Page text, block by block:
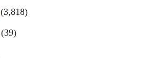
(3,818)
(39)